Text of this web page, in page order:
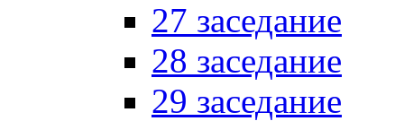
27 заседание
28 заседание
29 заседание